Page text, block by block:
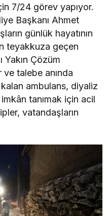
7/24 görev yapıyor.
Başkanı Ahmet
günlük hayatının
teyakkuza geçen
Yakın Çözüm
talebe anında
ambulans, diyaliz
tanımak için acil
vatandaşların